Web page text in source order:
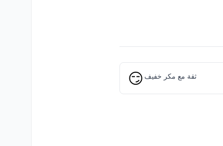
😏 ثقة مع مكر خفيف